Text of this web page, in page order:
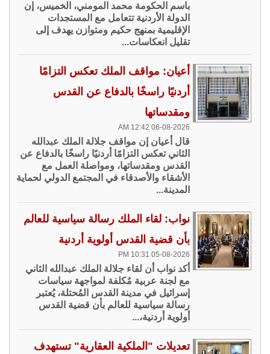
باسم الحكومة محمد المومني، الخميس، إن
الدولة الأردنية تتعامل مع المستجدات
الإقليمية بمنهج حكيم ومتوازن يهدف إلى
تقليل انعكاسات...
أعيان: مواقف الملك تعكس التزامًا
أردنيًا راسخًا بالدفاع عن القدس
ومقدساتها
06-08-2026 12:42 AM
قال أعيان إن مواقف جلالة الملك عبدالله
الثاني تعكس التزامًا أردنيًا راسخًا بالدفاع عن
القدس ومقدساتها، ومواصلة العمل مع
الأشقاء والأصدقاء في المجتمع الدولي لحماية
المدينة...
نواب: لقاء الملك رسالة سياسية للعالم
بأن قضية القدس أولوية أردنية
05-08-2026 10:31 PM
أكد نواب أن لقاء جلالة الملك عبدالله الثاني
مع لجنة عربية مُكلفة لمواجهة سياسات
إسرائيل في مدينة القدس المُحتلة، يُعتبر
رسالة سياسية للعالم بأن قضية القدس
أولوية أردنية،...
تعديلات "الملكية العقارية" تستهدف